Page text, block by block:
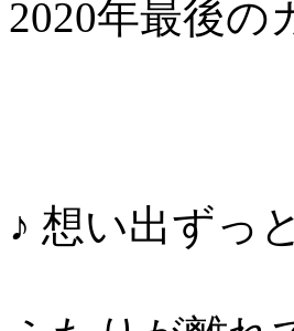
2020年最後
♪ 想い出ずっ